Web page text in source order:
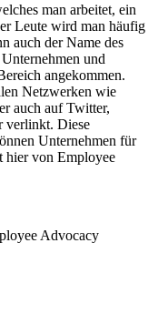
man arbeitet, ein
Leute wird man häufig
auch der Name des
und
angekommen.
Netzwerken wie
auch auf Twitter,
verlinkt. Diese
Unternehmen für
hier von Employee
Advocacy